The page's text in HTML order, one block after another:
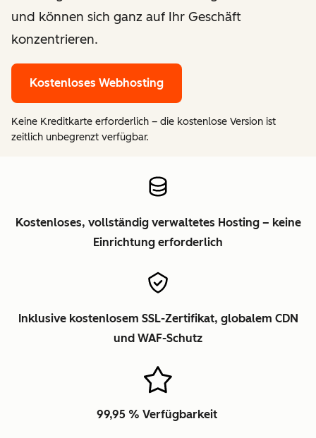
und können sich ganz auf Ihr Geschäft
konzentrieren.
Kostenloses Webhosting
Keine Kreditkarte erforderlich – die kostenlose Version ist
zeitlich unbegrenzt verfügbar.
Kostenloses, vollständig verwaltetes Hosting – keine
Einrichtung erforderlich
Inklusive kostenlosem SSL-Zertifikat, globalem CDN
und WAF-Schutz
99,95 % Verfügbarkeit